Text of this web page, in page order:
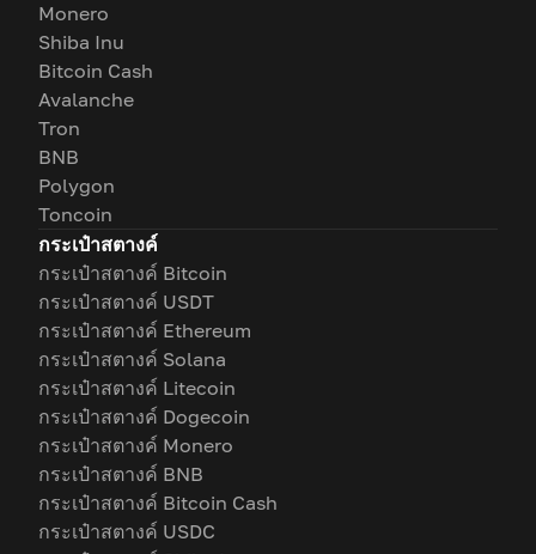
Monero
Shiba Inu
Bitcoin Cash
Avalanche
Tron
BNB
Polygon
Toncoin
กระเป๋าสตางค์
กระเป๋าสตางค์ Bitcoin
กระเป๋าสตางค์ USDT
กระเป๋าสตางค์ Ethereum
กระเป๋าสตางค์ Solana
กระเป๋าสตางค์ Litecoin
กระเป๋าสตางค์ Dogecoin
กระเป๋าสตางค์ Monero
กระเป๋าสตางค์ BNB
กระเป๋าสตางค์ Bitcoin Cash
กระเป๋าสตางค์ USDC